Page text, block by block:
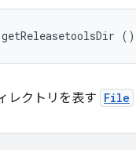
()
レクトリを表す File